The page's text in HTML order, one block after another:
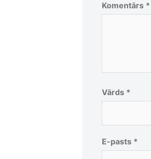
Komentārs *
Vārds *
E-pasts *